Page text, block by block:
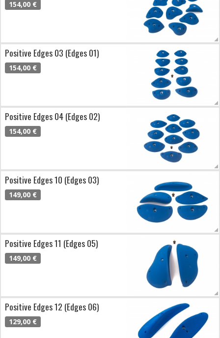
154,00 €
Positive Edges 03 (Edges 01)
154,00 €
Positive Edges 04 (Edges 02)
154,00 €
Positive Edges 10 (Edges 03)
149,00 €
Positive Edges 11 (Edges 05)
149,00 €
Positive Edges 12 (Edges 06)
129,00 €